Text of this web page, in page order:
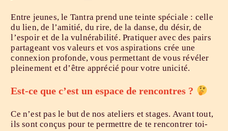
Entre jeunes, le Tantra prend une teinte spéciale : celle
du lien, de l’amitié, du rire, de la danse, du désir, de
l’espoir et de la vulnérabilité. Pratiquer avec des pairs
partageant vos valeurs et vos aspirations crée une
connexion profonde, vous permettant de vous révéler
pleinement et d’être apprécié pour votre unicité.
Est-ce que c’est un espace de rencontres ?
Ce n’est pas le but de nos ateliers et stages. Avant tout,
ils sont conçus pour te permettre de te rencontrer toi-